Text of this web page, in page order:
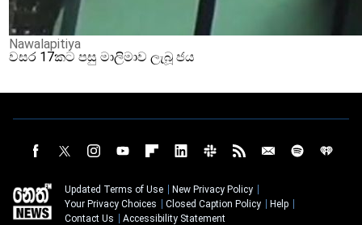
Nawalapitiya
වසර 17කට පසු මාලිමාව ලැබූ ජය
Updated Terms of Use
New Privacy Policy
Your Privacy Choices
Closed Caption Policy
Help
Contact Us
Accessibility Statement